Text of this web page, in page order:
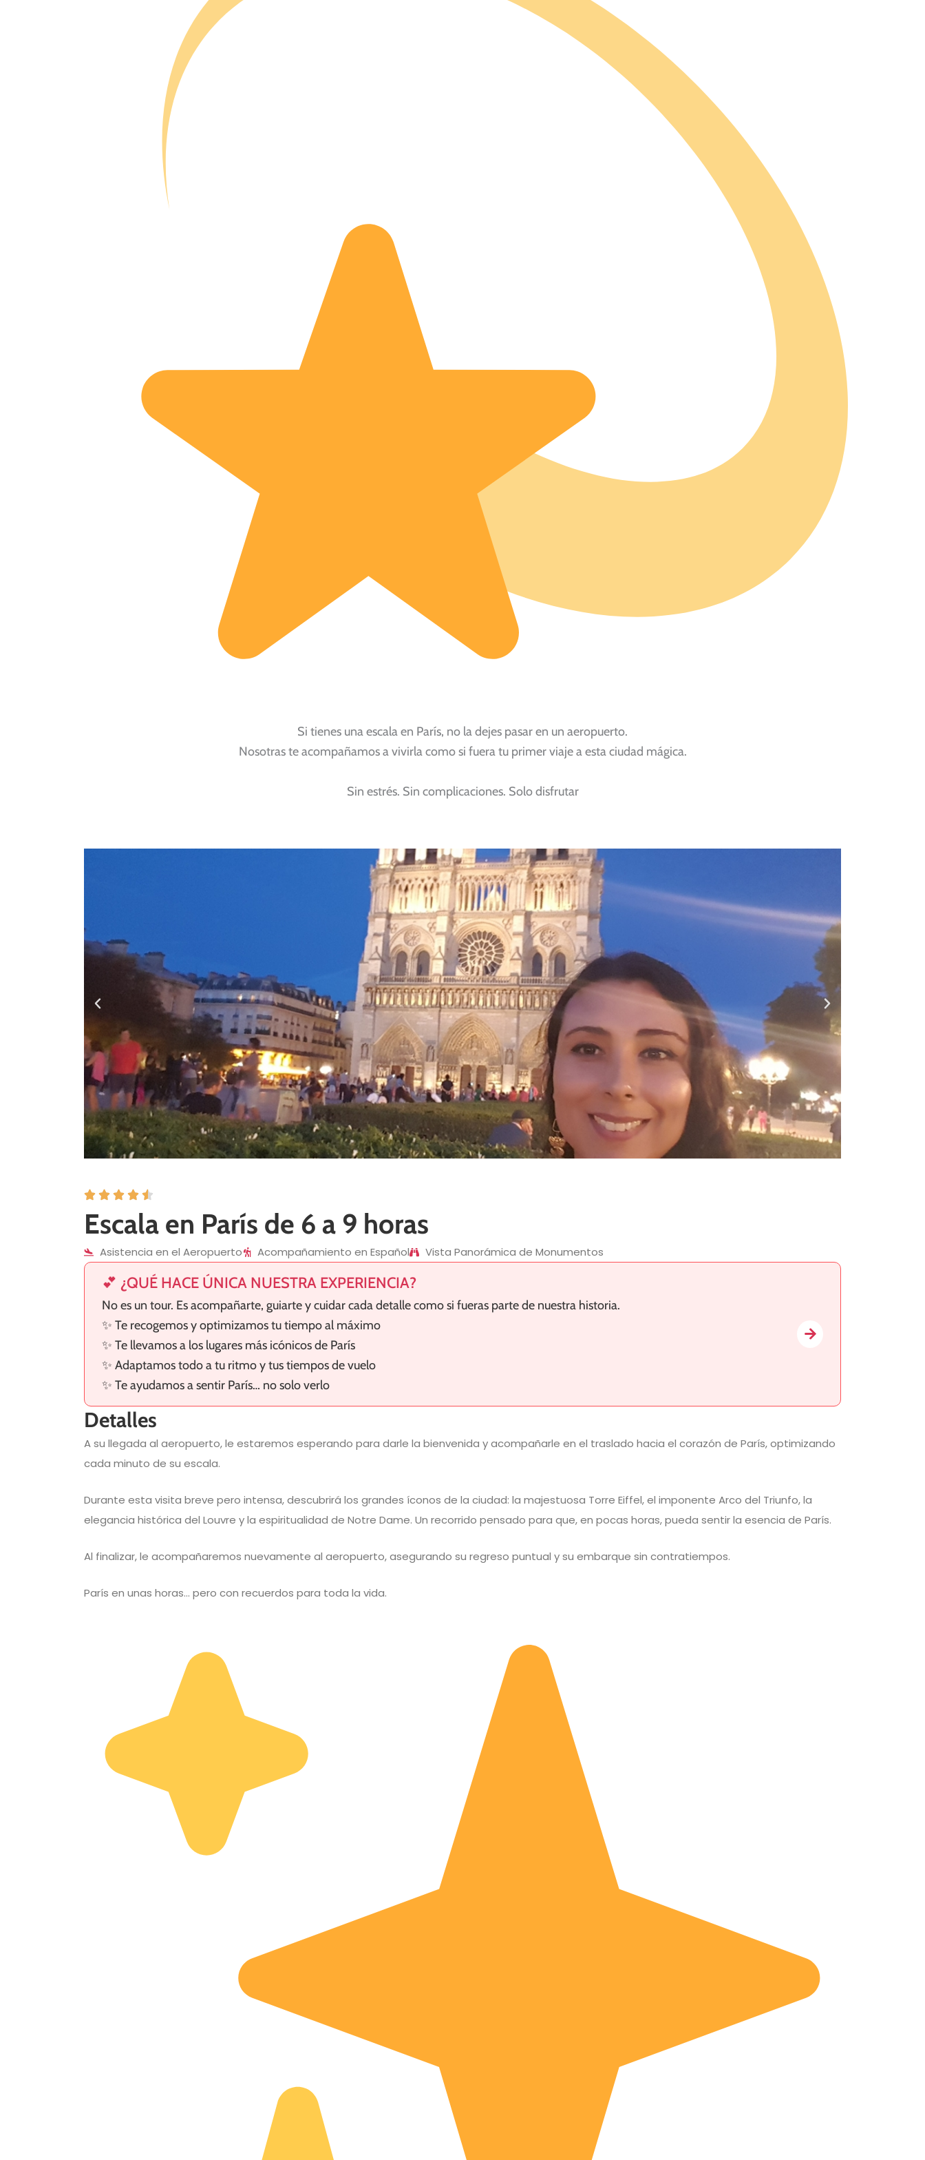
Si tienes una escala en París, no la dejes pasar en un aeropuerto.
Nosotras te acompañamos a vivirla como si fuera tu primer viaje a esta ciudad mágica.
Sin estrés. Sin complicaciones. Solo disfrutar
Escala en París de 6 a 9 horas
Asistencia en el Aeropuerto Acompañamiento en Español Vista Panorámica de Monumentos
💕 ¿QUÉ HACE ÚNICA NUESTRA EXPERIENCIA?
No es un tour. Es acompañarte, guiarte y cuidar cada detalle como si fueras parte de nuestra historia.
✨ Te recogemos y optimizamos tu tiempo al máximo
✨ Te llevamos a los lugares más icónicos de París
✨ Adaptamos todo a tu ritmo y tus tiempos de vuelo
✨ Te ayudamos a sentir París… no solo verlo
Detalles
A su llegada al aeropuerto, le estaremos esperando para darle la bienvenida y acompañarle en el traslado hacia el corazón de París, optimizando
cada minuto de su escala.
Durante esta visita breve pero intensa, descubrirá los grandes íconos de la ciudad: la majestuosa Torre Eiffel, el imponente Arco del Triunfo, la
elegancia histórica del Louvre y la espiritualidad de Notre Dame. Un recorrido pensado para que, en pocas horas, pueda sentir la esencia de París.
Al finalizar, le acompañaremos nuevamente al aeropuerto, asegurando su regreso puntual y su embarque sin contratiempos.
París en unas horas… pero con recuerdos para toda la vida.